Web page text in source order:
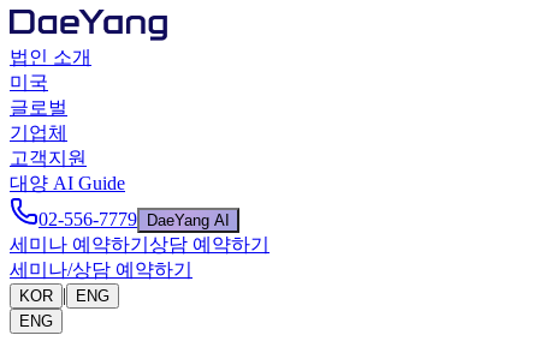
법인 소개
미국
글로벌
기업체
고객지원
대양 AI Guide
02-556-7779
DaeYang AI
세미나 예약하기 상담 예약하기
세미나/상담 예약하기
KOR |
ENG
ENG